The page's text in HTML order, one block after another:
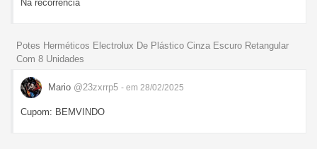
Na recorrencia
Potes Herméticos Electrolux De Plástico Cinza Escuro Retangular
Com 8 Unidades
Mario @23zxrrp5 - em 28/02/2025
Cupom: BEMVINDO